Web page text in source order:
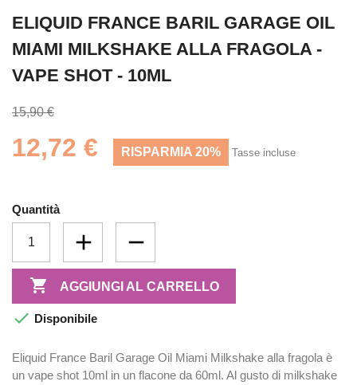
ELIQUID FRANCE BARIL GARAGE OIL
MIAMI MILKSHAKE ALLA FRAGOLA -
VAPE SHOT - 10ML
15,90 €
12,72 € RISPARMIA 20% Tasse incluse
Quantità
 AGGIUNGI AL CARRELLO
 Disponibile
Eliquid France Baril Garage Oil Miami Milkshake alla fragola è
un vape shot 10ml in un flacone da 60ml. Al gusto di milkshake